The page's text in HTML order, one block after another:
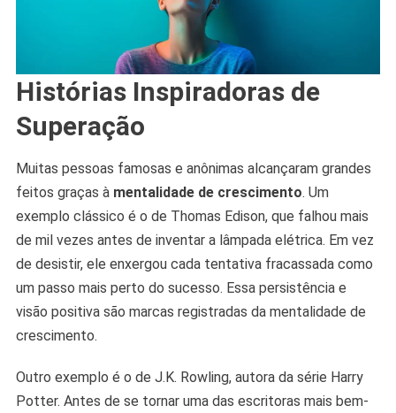
Histórias Inspiradoras de
Superação
Muitas pessoas famosas e anônimas alcançaram grandes
feitos graças à mentalidade de crescimento. Um
exemplo clássico é o de Thomas Edison, que falhou mais
de mil vezes antes de inventar a lâmpada elétrica. Em vez
de desistir, ele enxergou cada tentativa fracassada como
um passo mais perto do sucesso. Essa persistência e
visão positiva são marcas registradas da mentalidade de
crescimento.
Outro exemplo é o de J.K. Rowling, autora da série Harry
Potter. Antes de se tornar uma das escritoras mais bem-